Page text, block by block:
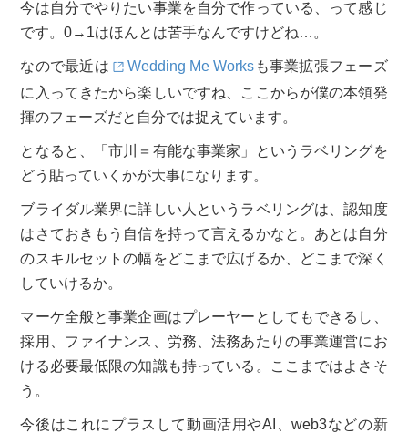
今は自分でやりたい事業を自分で作っている、って感じ
です。0→1はほんとは苦手なんですけどね…。
なので最近は Wedding Me Works も事業拡張フェーズ
に入ってきたから楽しいですね、ここからが僕の本領発
揮のフェーズだと自分では捉えています。
となると、「市川＝有能な事業家」というラベリングを
どう貼っていくかが大事になります。
ブライダル業界に詳しい人というラベリングは、認知度
はさておきもう自信を持って言えるかなと。あとは自分
のスキルセットの幅をどこまで広げるか、どこまで深く
していけるか。
マーケ全般と事業企画はプレーヤーとしてもできるし、
採用、ファイナンス、労務、法務あたりの事業運営にお
ける必要最低限の知識も持っている。ここまではよさそ
う。
今後はこれにプラスして動画活用やAI、web3などの新